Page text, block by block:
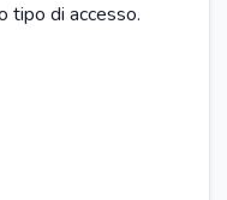
tipo di accesso.